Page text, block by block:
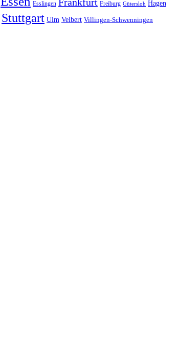
Esslingen Freiburg Gütersloh Hagen
Stuttgart Ulm Velbert Villingen-Schwenningen